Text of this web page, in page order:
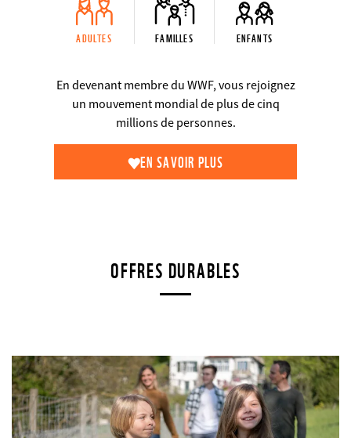
ADULTES FAMILLES ENFANTS
En devenant membre du WWF, vous rejoignez
un mouvement mondial de plus de cinq
millions de personnes.
EN SAVOIR PLUS
OFFRES DURABLES